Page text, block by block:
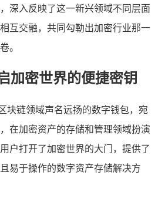
深入反映了这一新兴领域不同层面
互交融，共同勾勒出加密行业那一
。
加密世界的便捷密钥
块链领域声名远扬的数字钱包，宛
在加密资产的存储和管理领域扮演
户打开了加密世界的大门，提供了
易于操作的数字资产存储解决方